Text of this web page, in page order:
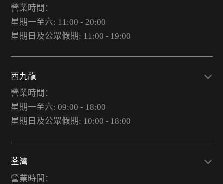
營業時間：
星期一至六: 11:00 - 20:00
星期日及公眾假期: 11:00 - 19:00
西九龍
營業時間：
星期一至六: 09:00 - 18:00
星期日及公眾假期: 10:00 - 18:00
荃灣
營業時間：